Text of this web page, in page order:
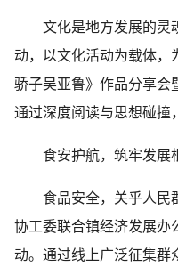
文化是地方发展的灵
动，以文化活动为载体
骄子吴亚鲁》作品分享会
通过深度阅读与思想碰撞
食安护航，筑牢发展
食品安全，关乎人民
协工委联合镇经济发展办
动。通过线上广泛征集群